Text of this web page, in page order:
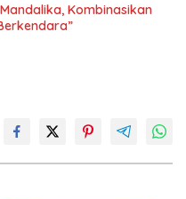
Kombinasikan